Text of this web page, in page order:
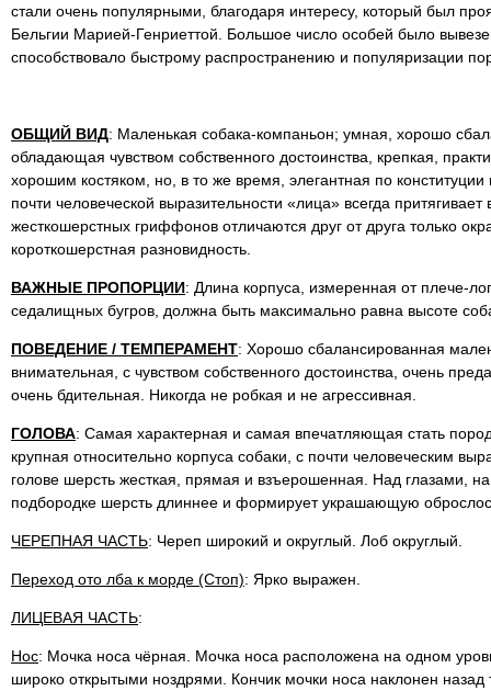
стали очень популярными, благодаря интересу, который был
Бельгии Марией-Генриеттой. Большое число особей было
способствовало быстрому распространению и популяризации
ОБЩИЙ ВИД: Маленькая собака-компаньон; умная, хорошо
обладающая чувством собственного достоинства, крепкая,
хорошим костяком, но, в то же время, элегантная по
почти человеческой выразительности «лица» всегда
жесткошерстных гриффонов отличаются друг от друга только
короткошерстная разновидность.
ВАЖНЫЕ ПРОПОРЦИИ: Длина корпуса, измеренная от плече-
седалищных бугров, должна быть максимально равна высоте
ПОВЕДЕНИЕ / ТЕМПЕРАМЕНТ: Хорошо сбалансированная
внимательная, с чувством собственного достоинства, очень
очень бдительная. Никогда не робкая и не агрессивная.
ГОЛОВА: Самая характерная и самая впечатляющая стать
крупная относительно корпуса собаки, с почти человеческим
голове шерсть жесткая, прямая и взъерошенная. Над глазами,
подбородке шерсть длиннее и формирует украшающую
ЧЕРЕПНАЯ ЧАСТЬ: Череп широкий и округлый. Лоб округлый.
Переход ото лба к морде (Стоп): Ярко выражен.
ЛИЦЕВАЯ ЧАСТЬ:
Нос: Мочка носа чёрная. Мочка носа расположена на одном
широко открытыми ноздрями. Кончик мочки носа наклонен назад